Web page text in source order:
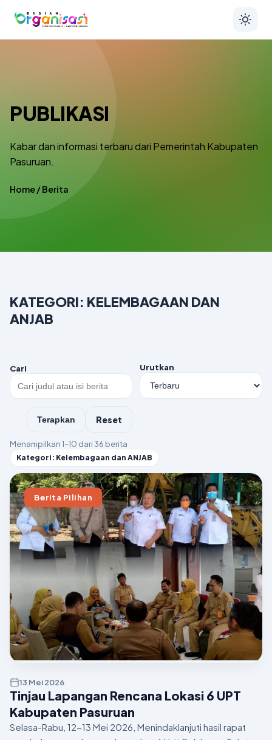
PUBLIKASI
Kabar dan informasi terbaru dari Pemerintah Kabupaten
Pasuruan.
Home/Berita
KATEGORI: KELEMBAGAAN DAN
ANJAB
Cari Urutkan
Terapkan Reset
Menampilkan 1–10 dari 36 berita
Kategori: Kelembagaan dan ANJAB
Berita Pilihan
13 Mei 2026
Tinjau Lapangan Rencana Lokasi 6 UPT
Kabupaten Pasuruan
Selasa-Rabu, 12-13 Mei 2026, Menindaklanjuti hasil rapat